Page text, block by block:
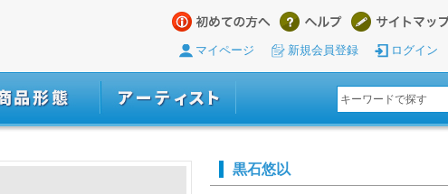
マイページ 新規会員登録 ログイン
黒石悠以